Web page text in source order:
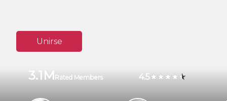
Unirse
3.1MRated Members 4.5